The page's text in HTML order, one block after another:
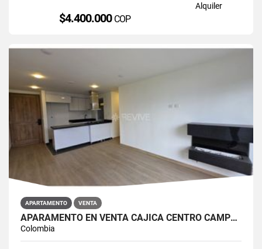
Alquiler
$4.400.000 COP
APARTAMENTO VENTA
APARAMENTO EN VENTA CAJICÁ CENTRO CAMPUS CLUB RESERVADO
Colombia